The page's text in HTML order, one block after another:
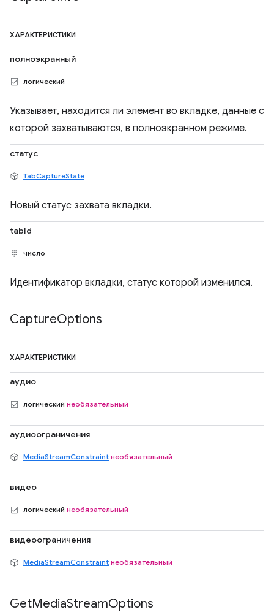
ХАРАКТЕРИСТИКИ
полноэкранный
логический
Указывает, находится ли элемент во вкладке, данные с
которой захватываются, в полноэкранном режиме.
статус
TabCaptureState
Новый статус захвата вкладки.
tabId
число
Идентификатор вкладки, статус которой изменился.
CaptureOptions
ХАРАКТЕРИСТИКИ
аудио
логический необязательный
аудиоограничения
MediaStreamConstraint необязательный
видео
логический необязательный
видеоограничения
MediaStreamConstraint необязательный
GetMediaStreamOptions